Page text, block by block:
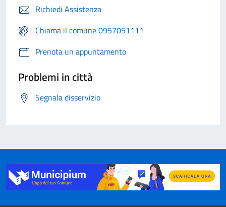
Richiedi Assistenza
Chiama il comune 0957051111
Prenota un appuntamento
Problemi in città
Segnala disservizio